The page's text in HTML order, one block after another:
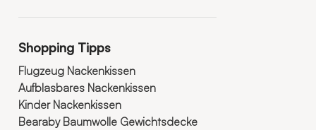
Shopping Tipps
Flugzeug Nackenkissen
Aufblasbares Nackenkissen
Kinder Nackenkissen
Bearaby Baumwolle Gewichtsdecke